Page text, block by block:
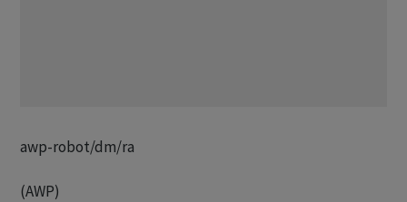
awp-robot/dm/ra
(AWP)